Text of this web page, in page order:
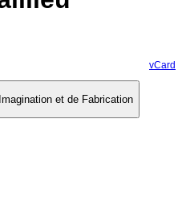
vCard
et de Fabrication